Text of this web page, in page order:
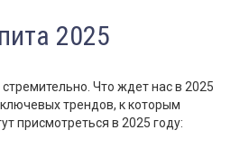
2025
Что ждет нас в 2025
трендов, к которым
присмотреться в 2025 году: